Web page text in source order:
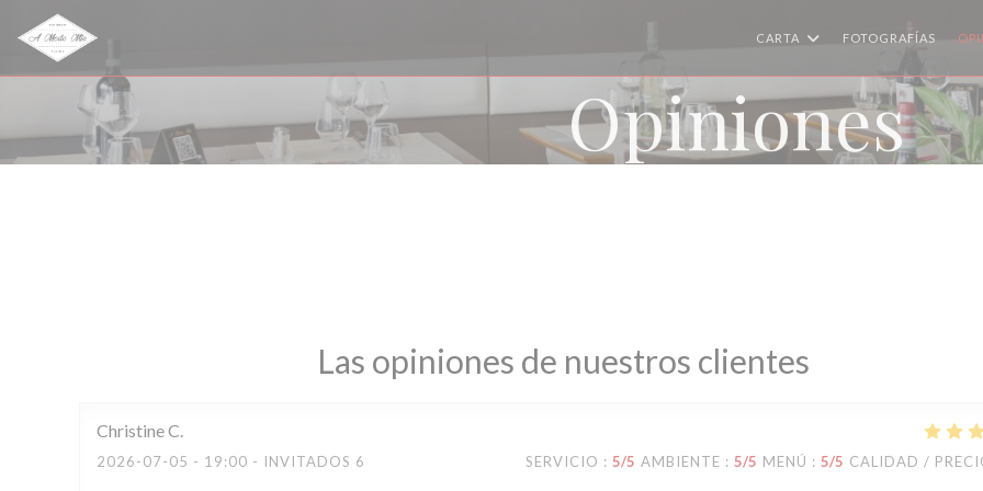
Personalización de sus opciones de cookies
CARTA FOTOGRAFÍAS
Opiniones
Las opiniones de nuestros clientes
ChristineC
2026-07-05 - 19:00 - INVITADOS 6 SERVICIO : 5/5 AMBIENTE : 5/5 MENÚ : 5/5 CALIDAD /